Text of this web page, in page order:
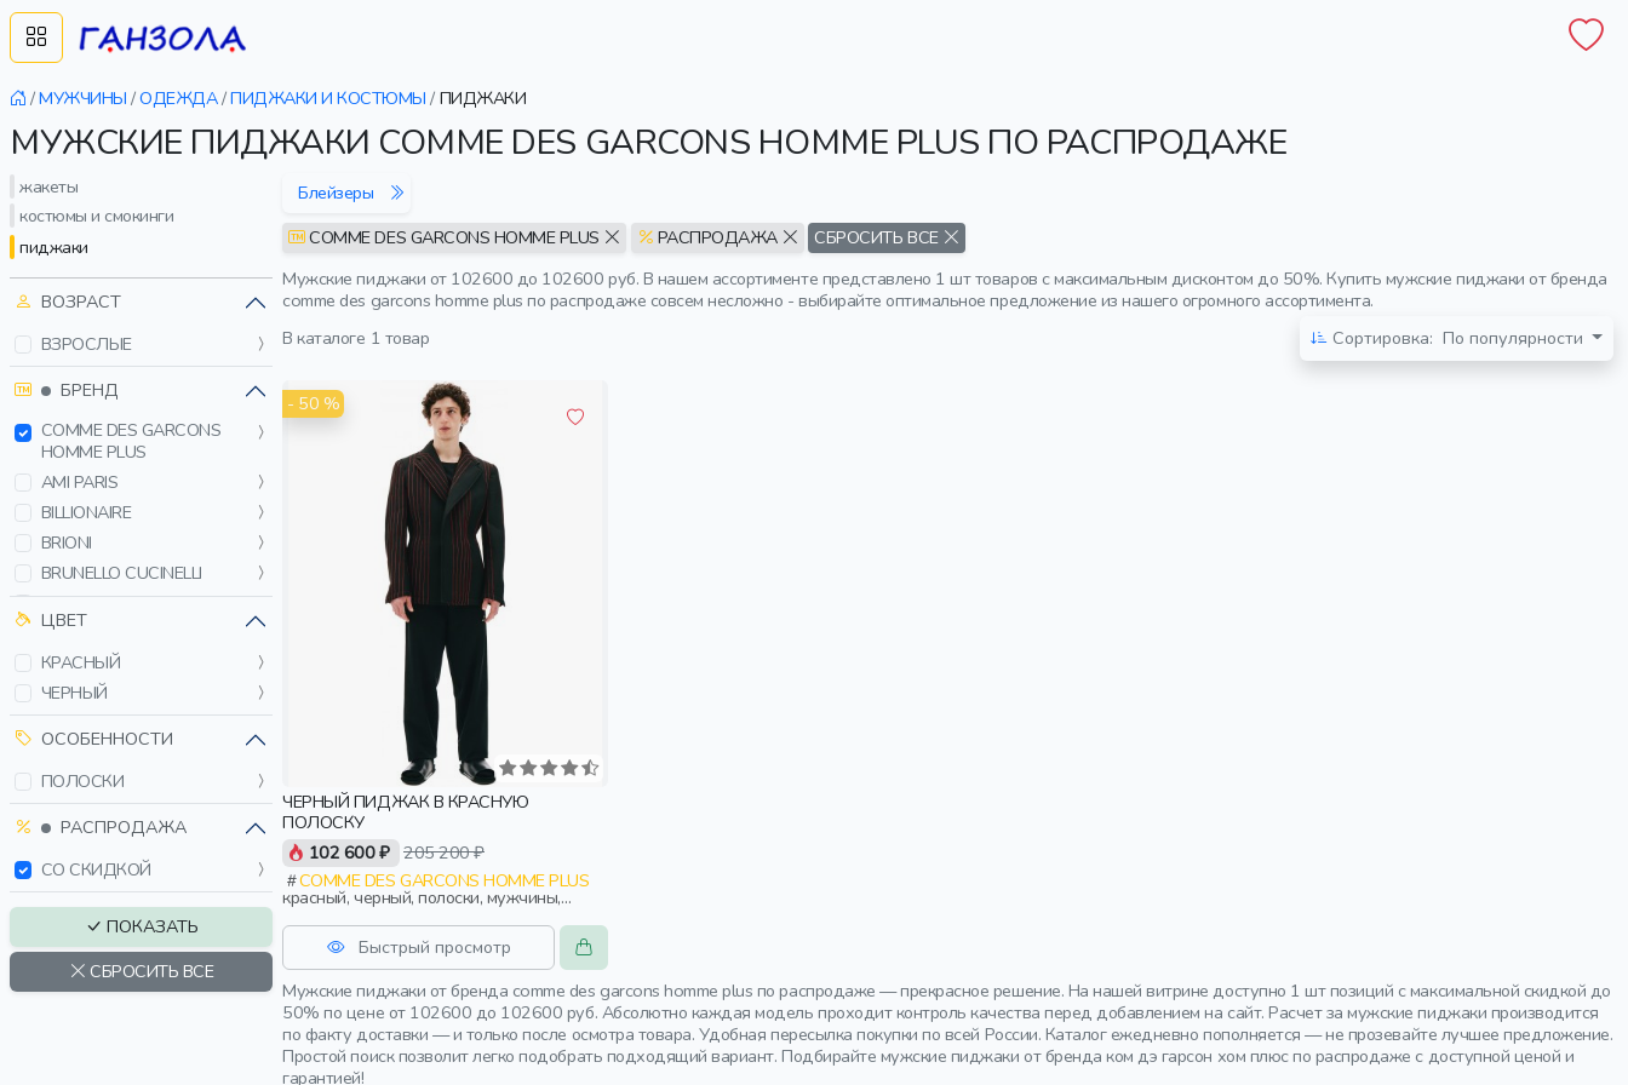
/МУЖЧИНЫ /ОДЕЖДА/ПИДЖАКИ И КОСТЮМЫ / ПИДЖАКИ
МУЖСКИЕ ПИДЖАКИ COMME DES GARCONS HOMME PLUS ПО РАСПРОДАЖЕ
жакеты
костюмы и смокинги
пиджаки
ВОЗРАСТ
ВЗРОСЛЫЕ
БРЕНД
COMME DES GARCONS
HOMME PLUS
AMI PARIS
BILLIONAIRE
BRIONI
BRUNELLO CUCINELLI
COMME DES GARCONS
CORNELIANI
COSTUME NATIONAL
DAMAT
DSQUARED
ELEVENTY
ENFANTS RICHES
DÉPRIMÉS
FARGONI
ISAIA
ЦВЕТ
КРАСНЫЙ
ЧЕРНЫЙ
ОСОБЕННОСТИ
ПОЛОСКИ
РАСПРОДАЖА
СО СКИДКОЙ
ПОКАЗАТЬ
СБРОСИТЬ ВСЕ
Блейзеры
COMME DES GARCONS HOMME PLUS
РАСПРОДАЖА
СБРОСИТЬ ВСЕ
Мужские пиджаки от 102600 до 102600 руб. В нашем ассортименте представлено 1 шт товаров с максимальным дисконтом до 50%. Купить мужские пиджаки от бренда
comme des garcons homme plus по распродаже совсем несложно - выбирайте оптимальное предложение из нашего огромного ассортимента.
В каталоге 1 товар Сортировка: По популярности
- 50 %
ЧЕРНЫЙ ПИДЖАК В КРАСНУЮ
ПОЛОСКУ
102 600 ₽ 205 200 ₽
COMME DES GARCONS HOMME PLUS
красный, черный, полоски, мужчины,
взрослые
Быстрый просмотр
Мужские пиджаки от бренда comme des garcons homme plus по распродаже — прекрасное решение. На нашей витрине доступно 1 шт позиций с максимальной скидкой до
50% по цене от 102600 до 102600 руб. Абсолютно каждая модель проходит контроль качества перед добавлением на сайт. Расчет за мужские пиджаки производится
по факту доставки — и только после осмотра товара. Удобная пересылка покупки по всей России. Каталог ежедневно пополняется — не прозевайте лучшее предложение.
Простой поиск позволит легко подобрать подходящий вариант. Подбирайте мужские пиджаки от бренда ком дэ гарсон хом плюс по распродаже с доступной ценой и
гарантией!